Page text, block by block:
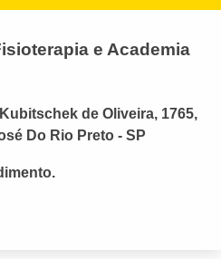
e Academia
de Oliveira, 1765,
Do Rio Preto - SP